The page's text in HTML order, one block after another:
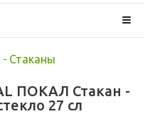
- Стаканы
ПОКАЛ Стакан -
27 сл